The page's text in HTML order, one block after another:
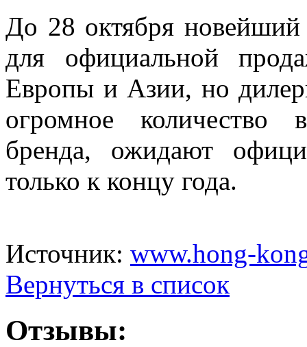
До 28 октября
для официальной
Европы и Азии, но
огромное количество
бренда, ожидают
только к концу года.
Источник: www.hong-
Вернуться в список
Отзывы: